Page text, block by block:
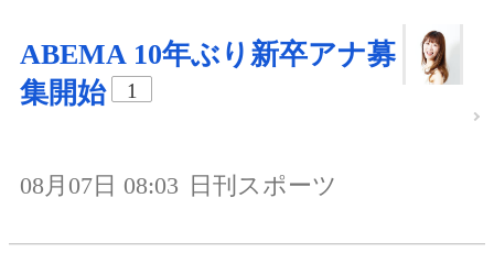
ABEMA 10年ぶり新卒アナ募
集開始
1
08月07日 08:03 日刊スポーツ